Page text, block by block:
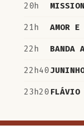
20h
21h AMOR E
22h BANDA
22h40
23h20 FLÁVIO